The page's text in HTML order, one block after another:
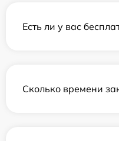
Есть ли у вас
Сколько времени